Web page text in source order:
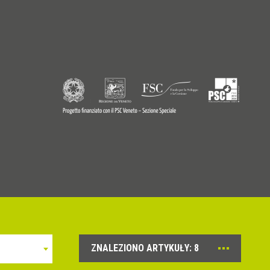
ZNALEZIONO ARTYKUŁY: 8
© Copyright 2026 - Profilitec S.p.A - All right reserved